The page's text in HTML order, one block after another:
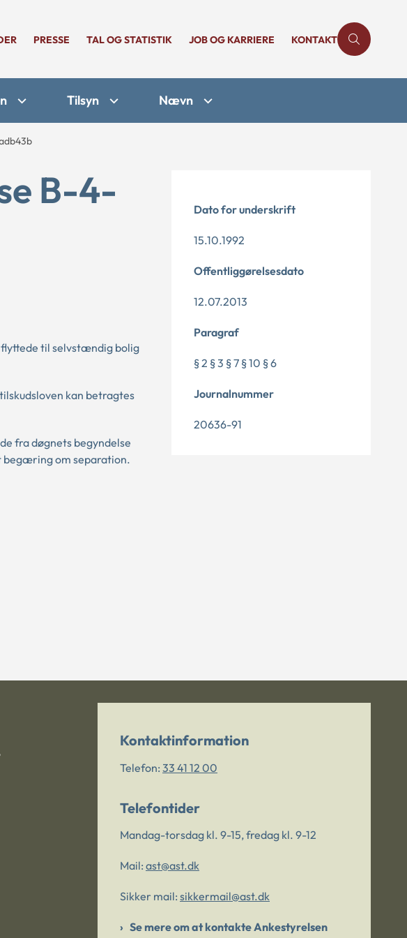
PRESSE TAL OG STATISTIK JOB OG KARRIERE KONTAKT
Tilsyn Nævn
B-4-
flyttede til selvstændig bolig
kan betragtes
fra døgnets begyndelse
begæring om separation.
Dato for underskrift
15.10.1992
Offentliggørelsesdato
12.07.2013
Paragraf
§ 2 § 3 § 7 § 10 § 6
Journalnummer
20636-91
Kontaktinformation
Telefon: 33 41 12 00
Telefontider
Mandag-torsdag kl. 9-15, fredag kl. 9-12
Mail: ast@ast.dk
Sikker mail: sikkermail@ast.dk
Se mere om at kontakte Ankestyrelsen